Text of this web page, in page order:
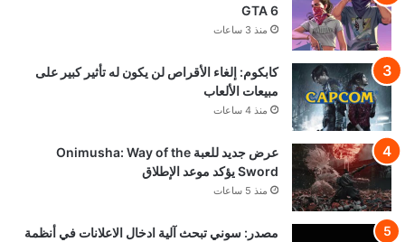
GTA 6
منذ 3 ساعات
كابكوم: إلغاء الأقراص لن يكون له تأثير كبير على
مبيعات الألعاب
منذ 4 ساعات
عرض جديد للعبة Onimusha: Way of the
Sword يؤكد موعد الإطلاق
منذ 5 ساعات
مصدر: سوني تبحث آلية ادخال الاعلانات في أنظمة